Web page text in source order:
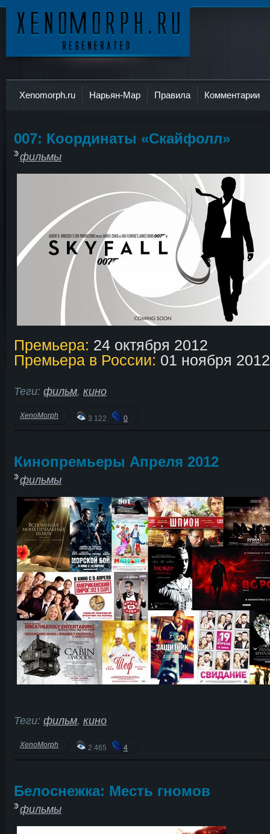
Xenomorph.ru Нарьян-Мар Правила Комментарии
007: Координаты «Скайфолл»
фильмы
Премьера: 24 октября 2012
Премьера в России: 01 ноября 2012
Теги: фильм, кино
XenoMorph 3 122 0
Кинопремьеры Апреля 2012
фильмы
Теги: фильм, кино
XenoMorph 2 465 4
Белоснежка: Месть гномов
фильмы